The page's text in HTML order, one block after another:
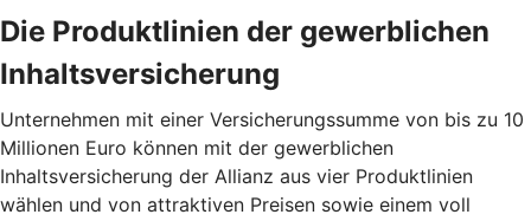
Die Produktlinien der gewerblichen
Inhaltsversicherung
Unternehmen mit einer Versicherungssumme von bis zu 10
Millionen Euro können mit der gewerblichen
Inhaltsversicherung der Allianz aus vier Produktlinien
wählen und von attraktiven Preisen sowie einem voll